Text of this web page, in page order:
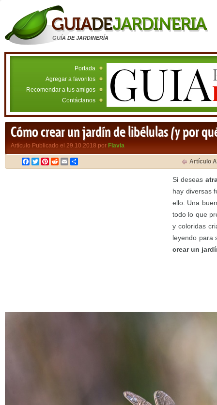
GUÍA DE JARDINERÍA
Portada
Agregar a favoritos
Recomendar a tus amigos
Contáctanos
Cómo crear un jardín de libélulas (y por
Artículo Publicado el 29.10.2018 por Flavia
Facebook
TwitterPinterest
RedditEmail Artículo
Si deseas
hay diversas
ello. Una
todo lo que
y coloridas
leyendo para
crear un